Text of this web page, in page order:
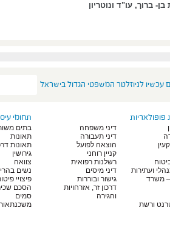
בן- ברוך, עו"ד ונוטריון
עכשיו לניוזלטר המשפטי הגדול בישראל
פופולאריות
דיני משפחה
דיני תעבורה
הוצאה לפועל
קניין רוחני
רשלנות רפואית
ועתירות
דיני מיסים
– משרד
גישור ובוררות
דרכון זר, אזרחויות
והגירה
ורשת
תחומי
בתים
תאונות
תאונות
גירושין
צוואה
נשים
פיצויי
הסכם
סמים